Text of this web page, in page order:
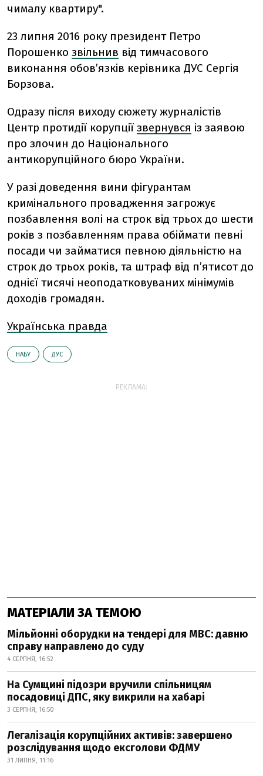
чималу квартиру".
23 липня 2016 року президент Петро
Порошенко звільнив від тимчасового
виконання обов’язків керівника ДУС Сергія
Борзова.
Одразу після виходу сюжету журналістів
Центр протидії корупції звернувся із заявою
про злочин до Національного
антикорупційного бюро України.
У разі доведення вини фігурантам
кримінального провадження загрожує
позбавлення волі на строк від трьох до шести
років з позбавленням права обіймати певні
посади чи займатися певною діяльністю на
строк до трьох років, та штраф від п’ятисот до
однієї тисячі неоподатковуваних мінімумів
доходів громадян.
Українська правда
НАБУ ДУС
РЕКЛАМА:
МАТЕРІАЛИ ЗА ТЕМОЮ
Мільйонні оборудки на тендері для МВС: давню
справу направлено до суду
4 СЕРПНЯ, 16:52
На Сумщині підозри вручили спільницям
посадовиці ДПС, яку викрили на хабарі
3 СЕРПНЯ, 16:50
Легалізація корупційних активів: завершено
розслідування щодо ексголови ФДМУ
31 ЛИПНЯ, 11:16